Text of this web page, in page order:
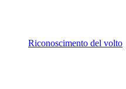
Riconoscimento del volto